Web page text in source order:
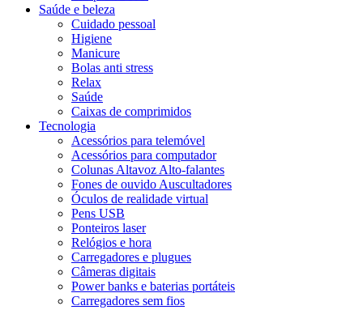
Saúde e beleza
Cuidado pessoal
Higiene
Manicure
Bolas anti stress
Relax
Saúde
Caixas de comprimidos
Tecnologia
Acessórios para telemóvel
Acessórios para computador
Colunas Altavoz Alto-falantes
Fones de ouvido Auscultadores
Óculos de realidade virtual
Pens USB
Ponteiros laser
Relógios e hora
Carregadores e plugues
Câmeras digitais
Power banks e baterias portáteis
Carregadores sem fios